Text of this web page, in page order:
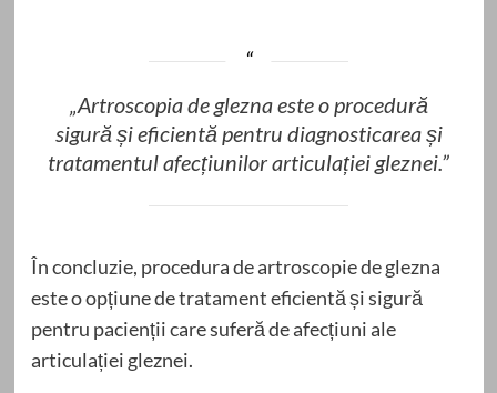
„Artroscopia de glezna este o procedură
sigură și eficientă pentru diagnosticarea și
tratamentul afecțiunilor articulației gleznei.”
În concluzie, procedura de artroscopie de glezna
este o opțiune de tratament eficientă și sigură
pentru pacienții care suferă de afecțiuni ale
articulației gleznei.